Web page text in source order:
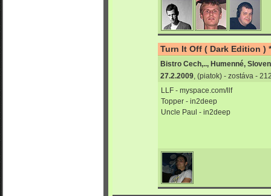
Turn It Off ( Dark Edition ) *
Bistro Cech,.., Humenné,
27.2.2009, (piatok) - zostáva -
LLF - myspace.com/llf
Topper - in2deep
Uncle Paul - in2deep